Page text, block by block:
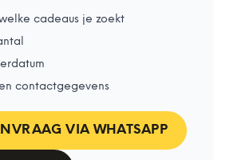
cadeaus je zoekt
contactgegevens
VIA WHATSAPP